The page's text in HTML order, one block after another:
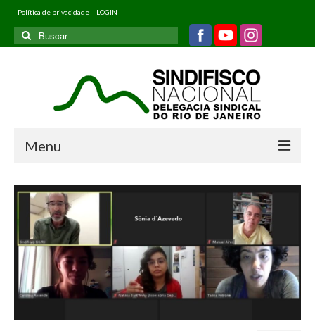
Política de privacidade LOGIN
Buscar
por:
Menu
Home
Quem somos
Filiados
Informativos
Jurídico